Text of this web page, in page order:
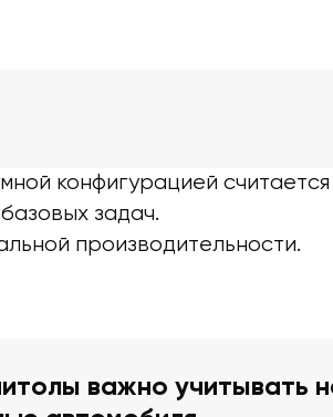
конфигурацией
задач.
производительности.
важно учитывать